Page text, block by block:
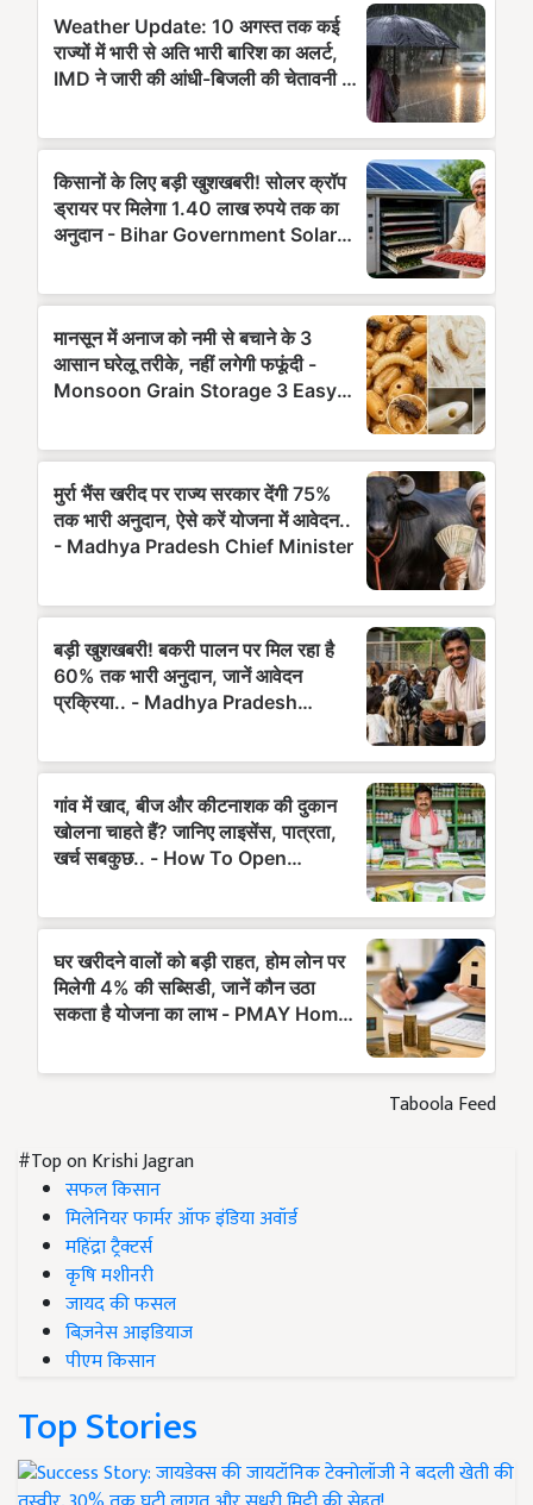
Taboola Feed
#Top on Krishi Jagran
सफल किसान
मिलेनियर फार्मर ऑफ इंडिया अवॉर्ड
महिंद्रा ट्रैक्टर्स
कृषि मशीनरी
जायद की फसल
बिज़नेस आइडियाज
पीएम किसान
Top Stories